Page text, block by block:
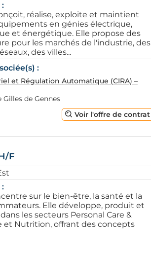
réalise, exploite et maintient
en génies électrique,
et énergétique. Elle propose des
pour les marchés de l'industrie, des
des villes...
:
et Régulation Automatique (CIRA) –
Gilles de Gennes
Voir l'offre de contrat
F
sur le bien-être, la santé et la
Elle développe, produit et
les secteurs Personal Care &
et Nutrition, offrant des concepts